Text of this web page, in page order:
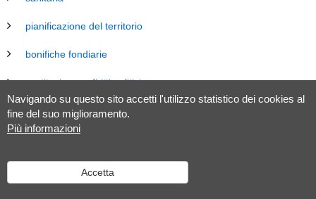
Navigando su questo sito accetti l'utilizzo statistico dei cookies al
fine del suo miglioramento.
Più informazioni
Accetta
pianificazione del territorio
bonifiche fondiarie
costituzione e diritti politici
energia